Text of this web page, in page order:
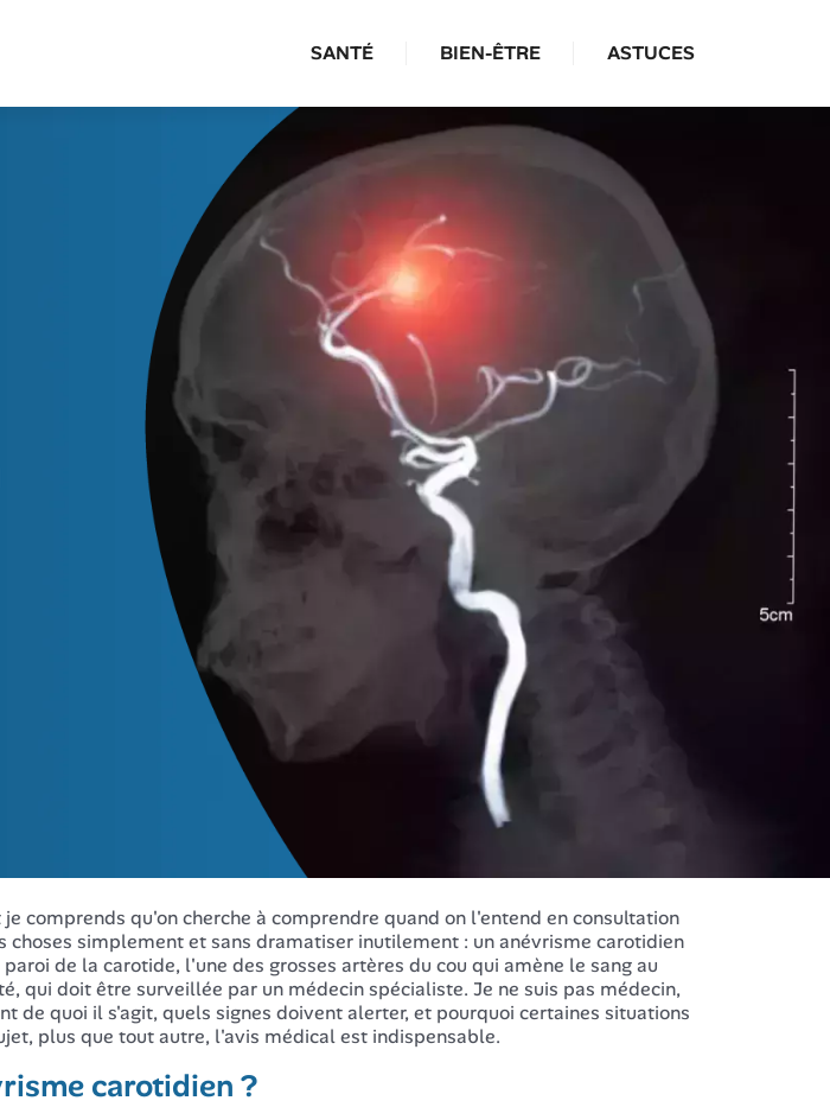
SANTÉ BIEN-ÊTRE ASTUCES
comprends qu'on cherche à comprendre quand on l'entend en consultation
choses simplement et sans dramatiser inutilement : un anévrisme carotidien
de la carotide, l'une des grosses artères du cou qui amène le sang au
qui doit être surveillée par un médecin spécialiste. Je ne suis pas médecin,
de quoi il s'agit, quels signes doivent alerter, et pourquoi certaines situations
plus que tout autre, l'avis médical est indispensable.
carotidien ?